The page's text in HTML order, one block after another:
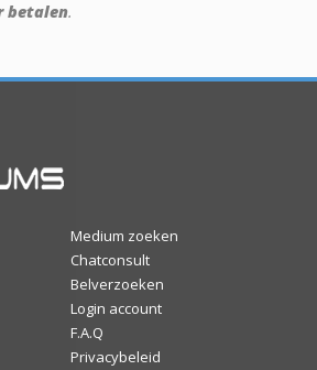
betalen.
Medium zoeken
Chatconsult
Belverzoeken
Login account
F.A.Q
Privacybeleid